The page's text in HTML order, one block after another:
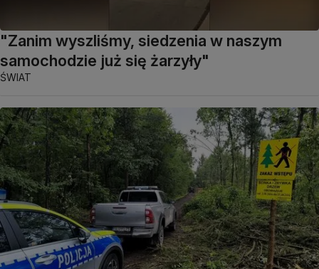
"Zanim wyszliśmy, siedzenia w naszym
samochodzie już się żarzyły"
ŚWIAT